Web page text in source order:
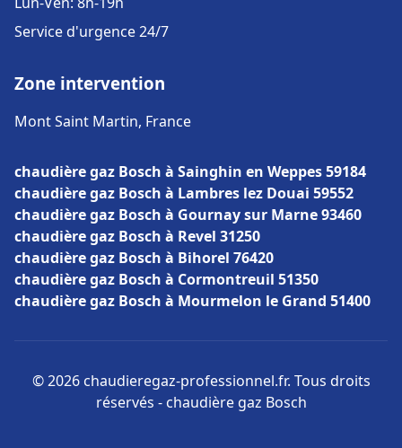
Service d'urgence 24/7
Zone intervention
Mont Saint Martin, France
chaudière gaz Bosch à Sainghin en Weppes 59184
chaudière gaz Bosch à Lambres lez Douai 59552
chaudière gaz Bosch à Gournay sur Marne 93460
chaudière gaz Bosch à Revel 31250
chaudière gaz Bosch à Bihorel 76420
chaudière gaz Bosch à Cormontreuil 51350
chaudière gaz Bosch à Mourmelon le Grand 51400
© 2026 chaudieregaz-professionnel.fr. Tous droits
réservés - chaudière gaz Bosch